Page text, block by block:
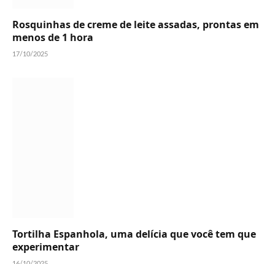
Rosquinhas de creme de leite assadas, prontas em
menos de 1 hora
17/10/2025
Tortilha Espanhola, uma delícia que você tem que
experimentar